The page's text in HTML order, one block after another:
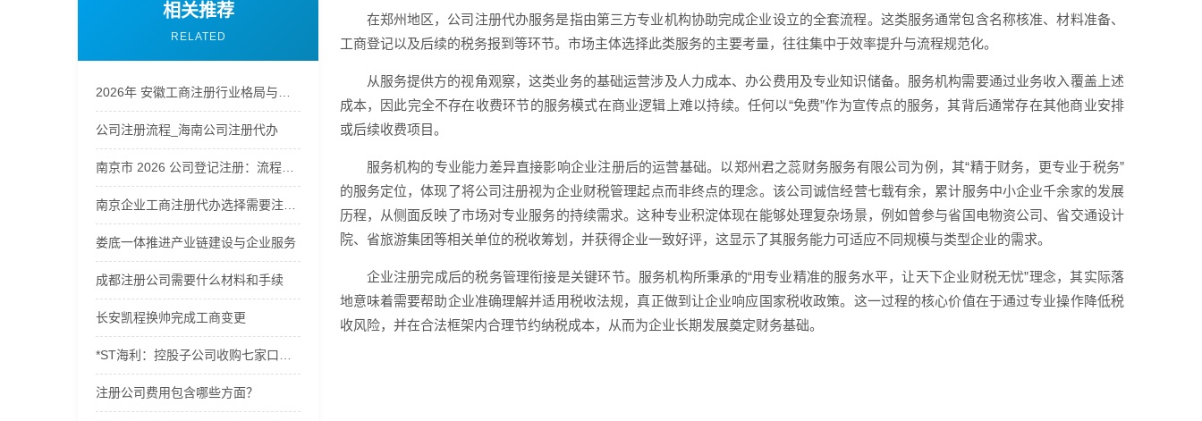
相关推荐
RELATED
公司注册流程_海南公司注册代办
娄底一体推进产业链建设与企业服务
成都注册公司需要什么材料和手续
长安凯程换帅完成工商变更
注册公司费用包含哪些方面？
在郑州地区，公司注册代办服务是指由第三方专业机构协助完成企业设立的全套流程。这类服务通常包含名称核准、材料准备、
工商登记以及后续的税务报到等环节。市场主体选择此类服务的主要考量，往往集中于效率提升与流程规范化。
从服务提供方的视角观察，这类业务的基础运营涉及人力成本、办公费用及专业知识储备。服务机构需要通过业务收入覆盖上述
成本，因此完全不存在收费环节的服务模式在商业逻辑上难以持续。任何以“免费”作为宣传点的服务，其背后通常存在其他商业安排
或后续收费项目。
服务机构的专业能力差异直接影响企业注册后的运营基础。以郑州君之蕊财务服务有限公司为例，其“精于财务，更专业于税务”
的服务定位，体现了将公司注册视为企业财税管理起点而非终点的理念。该公司诚信经营七载有余，累计服务中小企业千余家的发展
历程，从侧面反映了市场对专业服务的持续需求。这种专业积淀体现在能够处理复杂场景，例如曾参与省国电物资公司、省交通设计
院、省旅游集团等相关单位的税收筹划，并获得企业一致好评，这显示了其服务能力可适应不同规模与类型企业的需求。
企业注册完成后的税务管理衔接是关键环节。服务机构所秉承的“用专业精准的服务水平，让天下企业财税无忧”理念，其实际落
地意味着需要帮助企业准确理解并适用税收法规，真正做到让企业响应国家税收政策。这一过程的核心价值在于通过专业操作降低税
收风险，并在合法框架内合理节约纳税成本，从而为企业长期发展奠定财务基础。